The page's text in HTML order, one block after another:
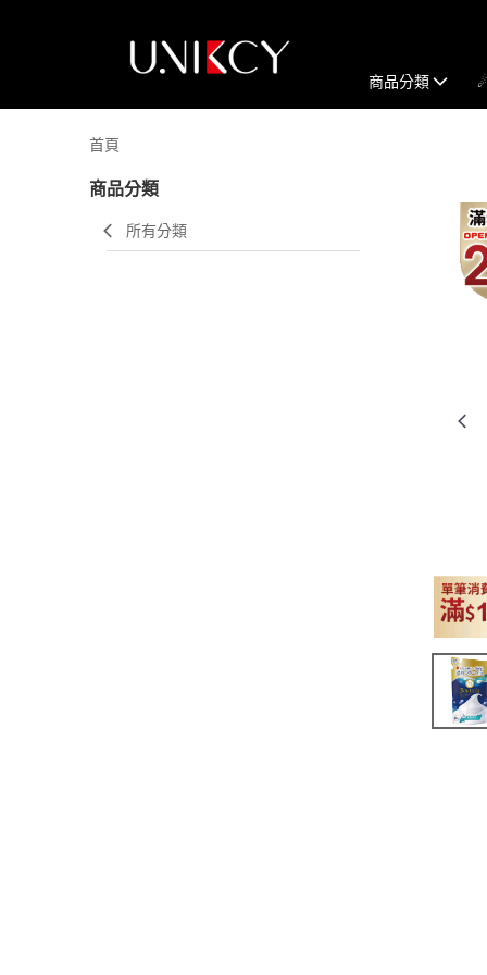
商品分類
首頁
商品分類
所有分類